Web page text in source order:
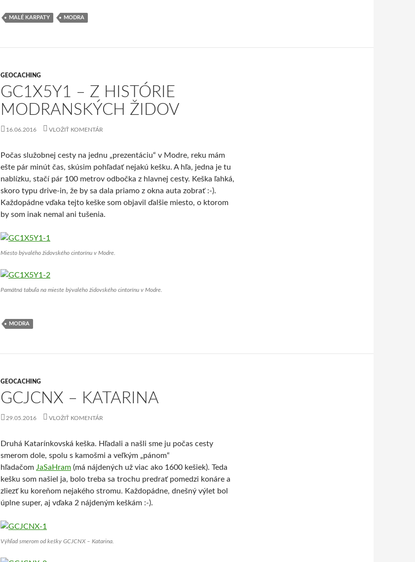
MALÉ KARPATY MODRA
GEOCACHING
GC1X5Y1 – Z HISTÓRIE
MODRANSKÝCH ŽIDOV
16.06.2016 VLOŽIŤ KOMENTÁR
Počas služobnej cesty na jednu „prezentáciu“ v Modre, reku mám
ešte pár minút čas, skúsim pohľadať nejakú kešku. A hľa, jedna je tu
nablízku, stačí pár 100 metrov odbočka z hlavnej cesty. Keška ľahká,
skoro typu drive-in, že by sa dala priamo z okna auta zobrať :-).
Každopádne vďaka tejto keške som objavil ďalšie miesto, o ktorom
by som inak nemal ani tušenia.
Miesto bývalého židovského cintorínu v Modre.
Pamätná tabuľa na mieste bývalého židovského cintorínu v Modre.
MODRA
GEOCACHING
GCJCNX – KATARINA
29.05.2016 VLOŽIŤ KOMENTÁR
Druhá Katarínkovská keška. Hľadali a našli sme ju počas cesty
smerom dole, spolu s kamošmi a veľkým „pánom“
hľadačom JaSaHram (má nájdených už viac ako 1600 kešiek). Teda
kešku som našiel ja, bolo treba sa trochu predrať pomedzi konáre a
zliezť ku koreňom nejakého stromu. Každopádne, dnešný výlet bol
úplne super, aj vďaka 2 nájdeným keškám :-).
Výhľad smerom od kešky GCJCNX – Katarina.